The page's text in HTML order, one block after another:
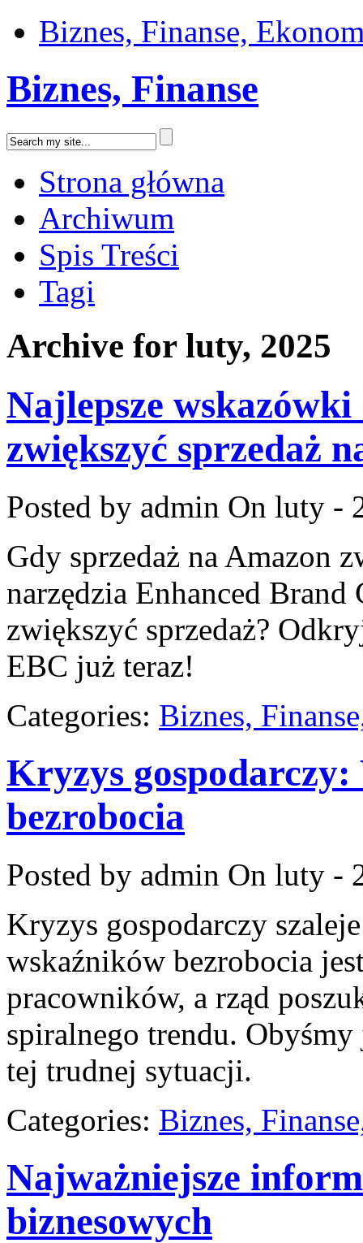
Biznes, Finanse,
Biznes, Finanse
Strona główna
Archiwum
Spis Treści
Tagi
Archive for luty, 2025
Najlepsze
zwiększyć sprzedaż
Posted by admin On luty -
Gdy sprzedaż na Amazon
narzędzia Enhanced
zwiększyć sprzedaż?
EBC już teraz!
Categories: Biznes,
Kryzys
bezrobocia
Posted by admin On luty -
Kryzys gospodarczy
wskaźników bezrobocia
pracowników, a rząd
spiralnego trendu.
tej trudnej sytuacji.
Categories: Biznes,
Najważniejsze
biznesowych